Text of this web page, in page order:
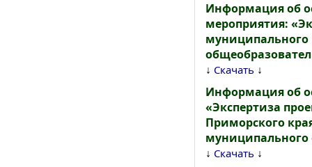
Информация об
мероприятия:
муниципального
↓ Скачать ↓
Информация об
«Экспертиза
Приморского
муниципального
↓ Скачать ↓